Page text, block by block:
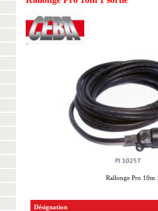
Rallonge Pro 10m
Désignation